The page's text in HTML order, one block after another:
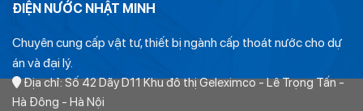
ĐIỆN NƯỚC NHẬT MINH
Chuyên cung cấp vật tư, thiết bị ngành cấp thoát nước cho dự
án và đại lý.
Địa chỉ: Số 42 Dãy D11 Khu đô thị Geleximco - Lê Trọng Tấn -
Hà Đông - Hà Nội